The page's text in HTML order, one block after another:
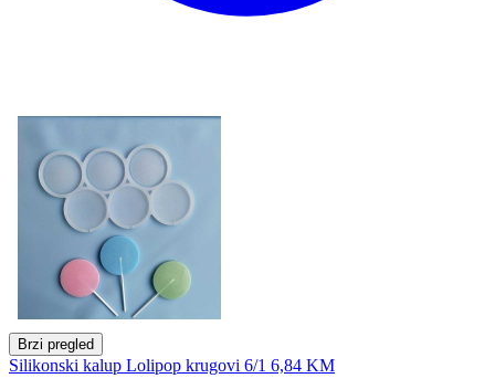
Brzi pregled
Silikonski kalup Lolipop krugovi 6/1 6,84 KM